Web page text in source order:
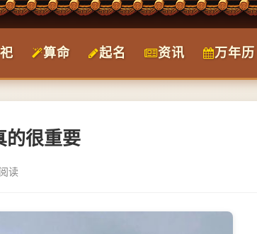
算命 起名 资讯 万年历
的很重要
读